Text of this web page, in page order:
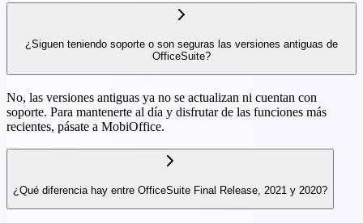
¿Siguen teniendo soporte o son seguras las versiones antiguas de
OfficeSuite?
No, las versiones antiguas ya no se actualizan ni cuentan con
soporte. Para mantenerte al día y disfrutar de las funciones más
recientes, pásate a MobiOffice.
¿Qué diferencia hay entre OfficeSuite Final Release, 2021 y 2020?